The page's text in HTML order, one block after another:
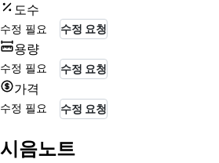
도수
수정 필요 수정 요청
용량
수정 필요 수정 요청
가격
수정 필요 수정 요청
시음노트